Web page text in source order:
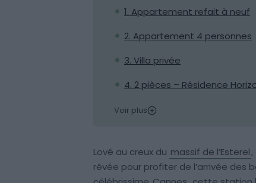
1. Appartement refait à neuf
2. Appartement 4 personnes
3. Villa privée
4. 2 pièces – Résidence
Voir plus
Lové au creux du massif de l’Esterel
rêvée pour profiter de l’arrivée des